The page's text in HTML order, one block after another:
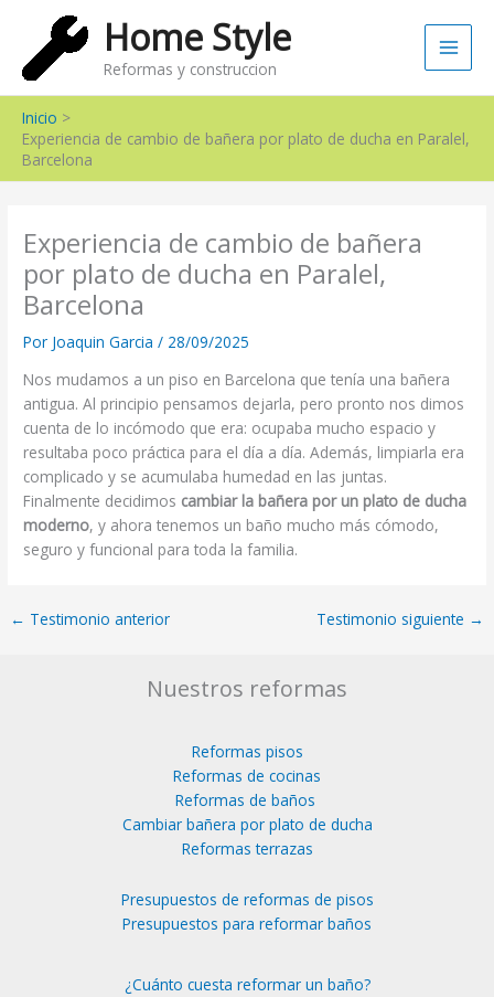
contenido
Home Style
Reformas y construccion
Main
Inicio
Experiencia de cambio de bañera por plato de ducha en Paralel,
Barcelona
Experiencia de cambio de bañera
por plato de ducha en Paralel,
Barcelona
Por Joaquin Garcia/ 28/09/2025
Nos mudamos a un piso en Barcelona que tenía una bañera
antigua. Al principio pensamos dejarla, pero pronto nos dimos
cuenta de lo incómodo que era: ocupaba mucho espacio y
resultaba poco práctica para el día a día. Además, limpiarla era
complicado y se acumulaba humedad en las juntas.
Finalmente decidimos cambiar la bañera por un plato de ducha
moderno, y ahora tenemos un baño mucho más cómodo,
seguro y funcional para toda la familia.
← Testimonio anterior Testimonio siguiente →
Nuestros reformas
Reformas pisos
Reformas de cocinas
Reformas de baños
Cambiar bañera por plato de ducha
Reformas terrazas
Presupuestos de reformas de pisos
Presupuestos para reformar baños
¿Cuánto cuesta reformar un baño?